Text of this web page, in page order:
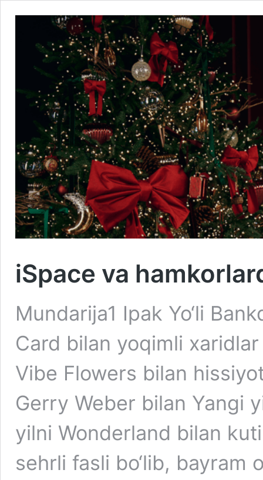
iSpace va
Mundarija1 Ipak Yo‘li
Card bilan yoqimli
Vibe Flowers bilan
Gerry Weber bilan Yangi
yilni Wonderland bilan
sehrli fasli bo‘lib,